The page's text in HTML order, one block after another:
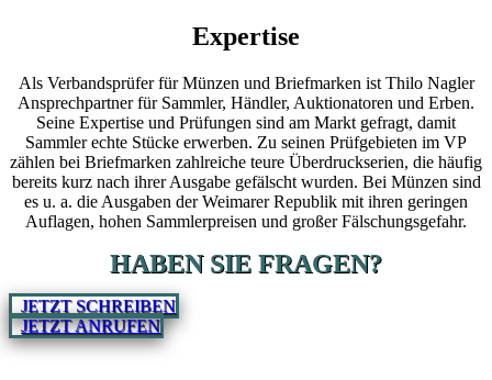
Expertise
Als Verbandsprüfer für Münzen und Briefmarken ist Thilo Nagler
Ansprechpartner für Sammler, Händler, Auktionatoren und Erben.
Seine Expertise und Prüfungen sind am Markt gefragt, damit
Sammler echte Stücke erwerben. Zu seinen Prüfgebieten im VP
zählen bei Briefmarken zahlreiche teure Überdruckserien, die häufig
bereits kurz nach ihrer Ausgabe gefälscht wurden. Bei Münzen sind
es u. a. die Ausgaben der Weimarer Republik mit ihren geringen
Auflagen, hohen Sammlerpreisen und großer Fälschungsgefahr.
HABEN SIE FRAGEN?
JETZT SCHREIBEN
JETZT ANRUFEN